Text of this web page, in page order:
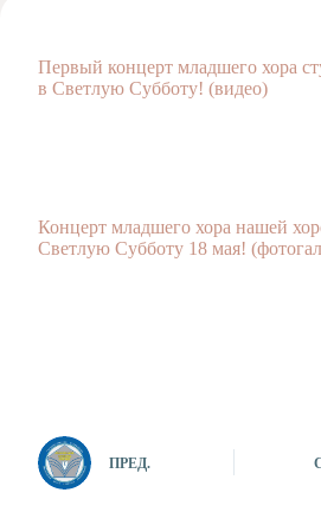
Музыкальное
отделение
Первый концерт младшего хора
в Светлую Субботу! (видео)
Концерт младшего хора нашей
Светлую Субботу 18 мая!
ПРЕД.